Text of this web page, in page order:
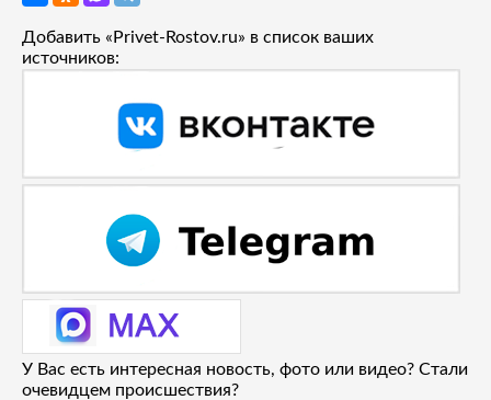
Добавить «Privet-Rostov.ru» в список ваших
источников:
У Вас есть интересная новость, фото или видео? Стали
очевидцем происшествия?